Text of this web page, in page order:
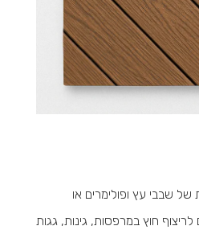
שבבי עץ ופולימרים או
לריצוף חוץ במרפסות, גינות, גגות